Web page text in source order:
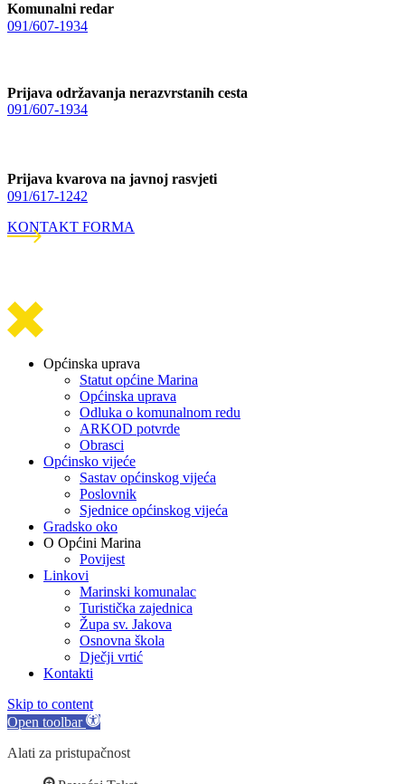
Komunalni redar
091/607-1934
Prijava održavanja nerazvrstanih cesta
091/607-1934
Prijava kvarova na javnoj rasvjeti
091/617-1242
KONTAKT FORMA
Općinska uprava
Statut općine Marina
Općinska uprava
Odluka o komunalnom redu
ARKOD potvrde
Obrasci
Općinsko vijeće
Sastav općinskog vijeća
Poslovnik
Sjednice općinskog vijeća
Gradsko oko
O Općini Marina
Povijest
Linkovi
Marinski komunalac
Turistička zajednica
Župa sv. Jakova
Osnovna škola
Dječji vrtić
Kontakti
Skip to content
Open toolbar
Alati za pristupačnost